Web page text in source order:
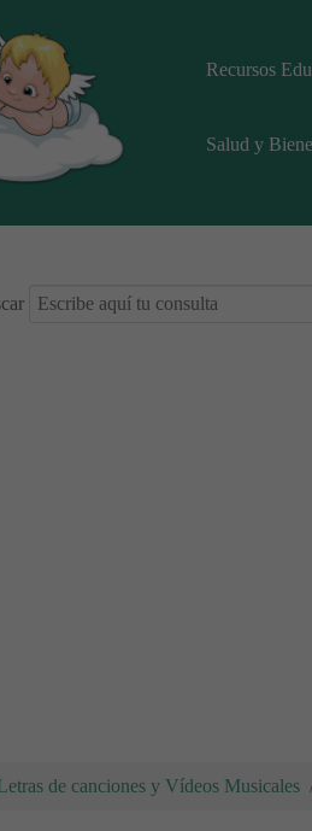
Recursos
Salud y
de canciones y Vídeos Musicales